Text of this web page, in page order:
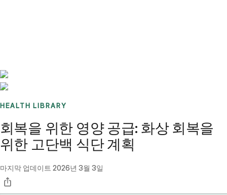
HEALTH LIBRARY
회복을 위한 영양 공급: 화상 회복을
위한 고단백 식단 계획
마지막 업데이트 2026년 3월 3일